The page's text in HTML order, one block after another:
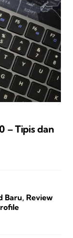
– Tipis dan
Baru, Review